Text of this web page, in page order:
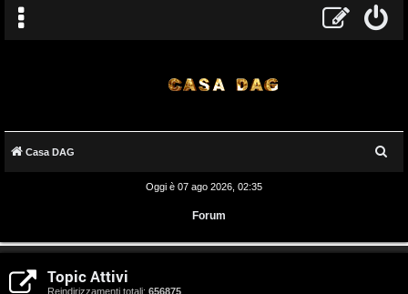
A
Casa DAG
Oggi è 07 ago 2026, 02:35
Forum
Topic Attivi
Reindirizzamenti totali: 656875